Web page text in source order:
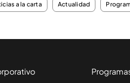
a la carta Actualidad